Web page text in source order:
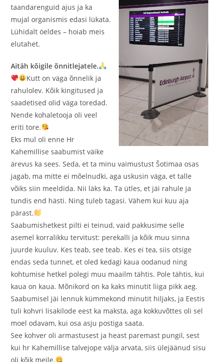
taandarenguid ajus ja ka
mujal organismis edasi lükata.
Lühidalt öeldes – hoiab meis
elutahet.
Aitäh kõigile õnnitlejatele.
Kutt on väga õnnelik ja
rahulolev. Kõik kingitused ja
saadetised olid väga toredad.
Nende kohaletooja oli veel
eriti tore.
Eks mul oli enne Hr
Kahemillise saabumist väike
ärevus ka sees. Seda, et ta minu vaimustust Šotimaa osas
jagab, ma mitte ei mõelnudki, aga uskusin väga, et talle
võiks siin meeldida. Nii läks ka. Ta ütles, et jäi rahule ja
tundis end hästi. Ning tuleb tagasi. Vähem kui kuu aja
pärast.
Saabumishetkest pilti ei teinud, vaid pakkusime selle
asemel korralikku tervitust: perekalli ja kõik muu sinna
juurde kuuluv. Kes teab, see teab. Kes ei tea, siis otsige
endas seda tunnet, et oled kedagi kaua oodanud ning
kohtumise hetkel polegi muu maailm tähtis. Pole tähtis, kui
kaua on kaua. Mõnikord on ka kaks minutit liiga pikk aeg.
Saabumisel jäi lennuk kümmekond minutit hiljaks, ja Eestis
tuli kohvri lisakilode eest ka maksta, aga kokkuvõttes oli sel
moel odavam, kui osa asju postiga saata.
See kohver oli armastusest ja heast paremast pungil, sest
kui hr Kahemillise talvejope välja arvata, siis ülejäänud sisu
oli kõik meile.